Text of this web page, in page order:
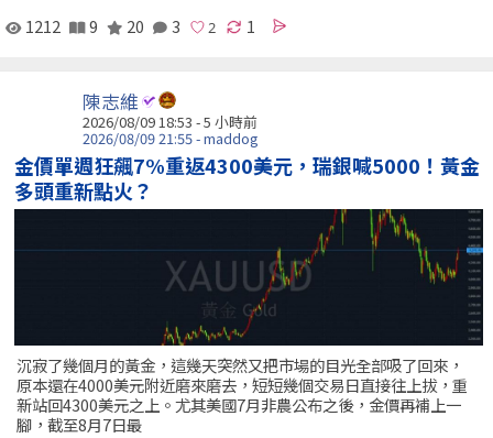
1212
9 20 3 1
陳志維
2026/08/09 18:53 -5 小時前
2026/08/09 21:55 - maddog
金價單週狂飆7%重返4300美元，瑞銀喊5000！黃金
多頭重新點火？
沉寂了幾個月的黃金，這幾天突然又把市場的目光全部吸了回來，
原本還在4000美元附近磨來磨去，短短幾個交易日直接往上拔，重
新站回4300美元之上。尤其美國7月非農公布之後，金價再補上一
腳，截至8月7日最